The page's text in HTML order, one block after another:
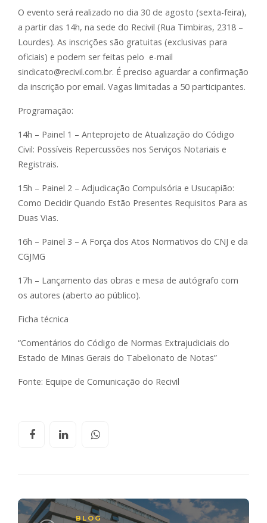
O evento será realizado no dia 30 de agosto (sexta-feira),
a partir das 14h, na sede do Recivil (Rua Timbiras, 2318 –
Lourdes). As inscrições são gratuitas (exclusivas para
oficiais) e podem ser feitas pelo e-mail
sindicato@recivil.com.br. É preciso aguardar a confirmação
da inscrição por email. Vagas limitadas a 50 participantes.
Programação:
14h – Painel 1 – Anteprojeto de Atualização do Código
Civil: Possíveis Repercussões nos Serviços Notariais e
Registrais.
15h – Painel 2 – Adjudicação Compulsória e Usucapião:
Como Decidir Quando Estão Presentes Requisitos Para as
Duas Vias.
16h – Painel 3 – A Força dos Atos Normativos do CNJ e da
CGJMG
17h – Lançamento das obras e mesa de autógrafo com
os autores (aberto ao público).
Ficha técnica
“Comentários do Código de Normas Extrajudiciais do
Estado de Minas Gerais do Tabelionato de Notas”
Fonte: Equipe de Comunicação do Recivil
BLOG